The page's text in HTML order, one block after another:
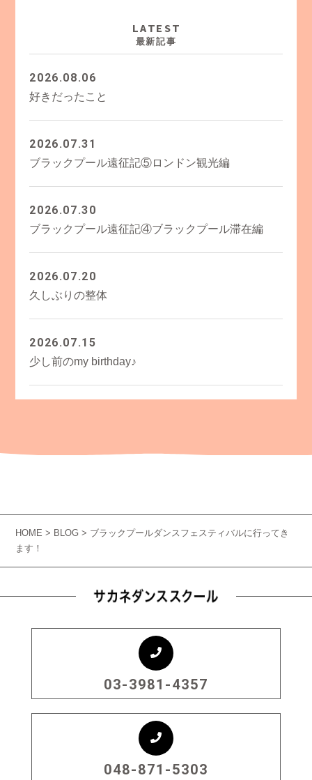
LATEST
最新記事
2026.08.06
好きだったこと
2026.07.31
ブラックプール遠征記⑤ロンドン観光編
2026.07.30
ブラックプール遠征記④ブラックプール滞在編
2026.07.20
久しぶりの整体
2026.07.15
少し前のmy birthday♪
HOME> BLOG > ブラックプールダンスフェスティバルに行ってき
ます！
03-3981-4357
048-871-5303